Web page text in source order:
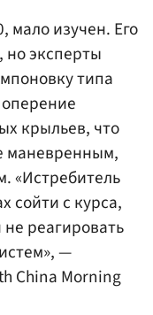
мало изучен. Его
но эксперты
типа
крыльев, что
маневренным,
«Истребитель
сойти с курса,
реагировать
—
China Morning